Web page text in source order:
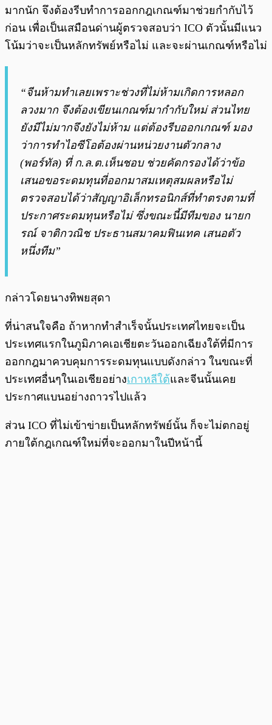
มากนัก จึงต้องรีบทำการออกกฎเกณฑ์มาช่วยกำกับไว้
ก่อน เพื่อเป็นเสมือนด่านผู้ตรวจสอบว่า ICO ตัวนั้นมีแนว
โน้มว่าจะเป็นหลักทรัพย์หรือไม่ และจะผ่านเกณฑ์หรือไม่
“จีนห้ามทำเลยเพราะช่วงที่ไม่ห้ามเกิดการหลอก
ลวงมาก จึงต้องเขียนเกณฑ์มากำกับใหม่ ส่วนไทย
ยังมีไม่มากจึงยังไม่ห้าม แต่ต้องรีบออกเกณฑ์ มอง
ว่าการทำไอซีโอต้องผ่านหน่วยงานตัวกลาง
(พอร์ทัล) ที่ ก.ล.ต.เห็นชอบ ช่วยคัดกรองได้ว่าข้อ
เสนอขอระดมทุนที่ออกมาสมเหตุสมผลหรือไม่
ตรวจสอบได้ว่าสัญญาอิเล็กทรอนิกส์ที่ทำตรงตามที่
ประกาศระดมทุนหรือไม่ ซึ่งขณะนี้มีทีมของ นายก
รณ์ จาติกวณิช ประธานสมาคมฟินเทค เสนอตัว
หนึ่งทีม”
กล่าวโดยนางทิพยสุดา
ที่น่าสนใจคือ ถ้าหากทำสำเร็จนั้นประเทศไทยจะเป็น
ประเทศแรกในภูมิภาคเอเชียตะวันออกเฉียงใต้ที่มีการ
ออกกฎมาควบคุมการระดมทุนแบบดังกล่าว ในขณะที่
ประเทศอื่นๆในเอเชียอย่างเกาหลีใต้และจีนนั้นเคย
ประกาศแบนอย่างถาวรไปแล้ว
ส่วน ICO ที่ไม่เข้าข่ายเป็นหลักทรัพย์นั้น ก็จะไม่ตกอยู่
ภายใต้กฎเกณฑ์ใหม่ที่จะออกมาในปีหน้านี้